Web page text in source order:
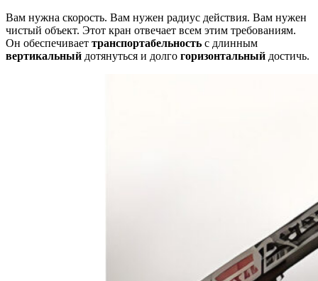
Вам нужна скорость. Вам нужен радиус действия. Вам нужен
чистый объект. Этот кран отвечает всем этим требованиям.
Он обеспечивает транспортабельность с длинным
вертикальный дотянуться и долго горизонтальный достичь.